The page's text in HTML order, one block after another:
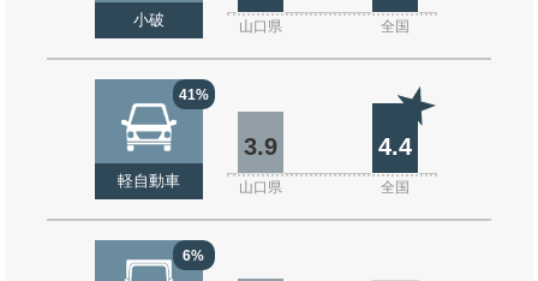
小破 山口県 全国
41%
軽自動車
3.9 4.4
山口県 全国
6%